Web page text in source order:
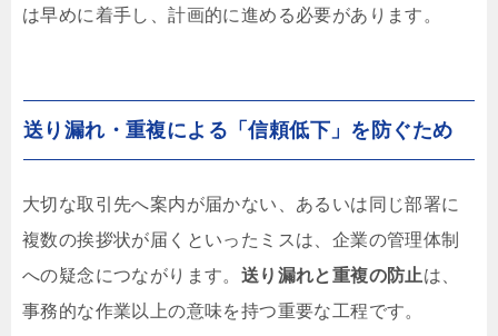
は早めに着手し、計画的に進める必要があります。
送り漏れ・重複による「信頼低下」を防ぐため
大切な取引先へ案内が届かない、あるいは同じ部署に
複数の挨拶状が届くといったミスは、企業の管理体制
への疑念につながります。 送り漏れと重複の防止は、
事務的な作業以上の意味を持つ重要な工程です。